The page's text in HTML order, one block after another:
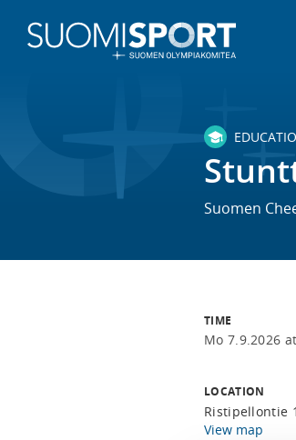
Suomen
TIME
Mo 7.9.2026
LOCATION
Ristipellontie
View map